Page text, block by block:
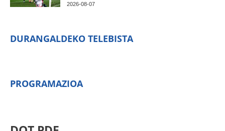
2026-08-07
DURANGALDEKO TELEBISTA
PROGRAMAZIOA